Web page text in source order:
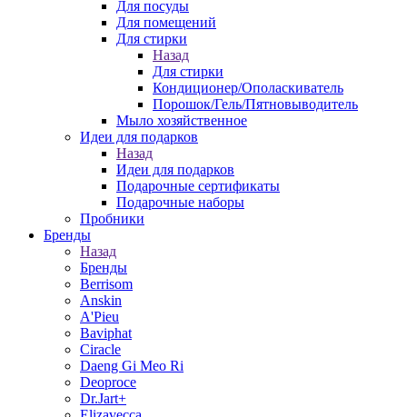
Для посуды
Для помещений
Для стирки
Назад
Для стирки
Кондиционер/Ополаскиватель
Порошок/Гель/Пятновыводитель
Мыло хозяйственное
Идеи для подарков
Назад
Идеи для подарков
Подарочные сертификаты
Подарочные наборы
Пробники
Бренды
Назад
Бренды
Berrisom
Anskin
A'Pieu
Baviphat
Ciracle
Daeng Gi Meo Ri
Deoproce
Dr.Jart+